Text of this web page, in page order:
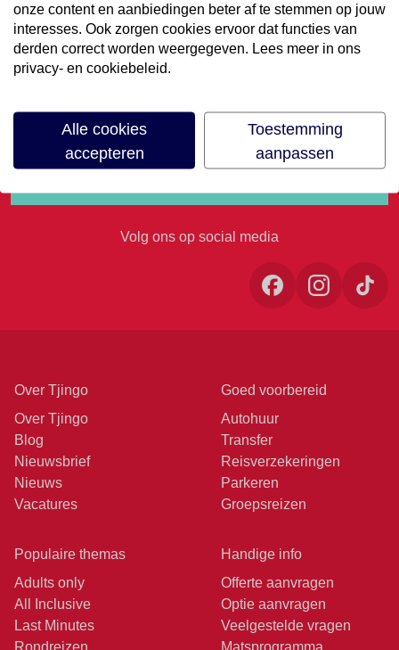
volgende vakantie
Meld je aan voor onze nieuwsbrief
Volg ons op social media
Over Tjingo
Over Tjingo
Blog
Nieuwsbrief
Nieuws
Vacatures
Goed voorbereid
Autohuur
Transfer
Reisverzekeringen
Parkeren
Groepsreizen
Populaire themas
Adults only
All Inclusive
Last Minutes
Rondreizen
Handige info
Offerte aanvragen
Optie aanvragen
Veelgestelde vragen
Matsprogramma
onze content en aanbiedingen beter af te stemmen op jouw
interesses. Ook zorgen cookies ervoor dat functies van
derden correct worden weergegeven. Lees meer in ons
privacy- en cookiebeleid.
Alle cookies
accepteren
Toestemming
aanpassen